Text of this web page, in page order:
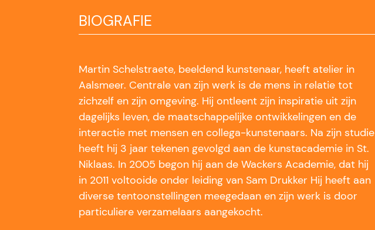
BIOGRAFIE
​Martin Schelstraete, beeldend kunstenaar, heeft atelier in
Aalsmeer. Centrale van zijn werk is de mens in relatie tot
zichzelf en zijn omgeving. Hij ontleent zijn inspiratie uit zijn
dagelijks leven, de maatschappelijke ontwikkelingen en de
interactie met mensen en collega-kunstenaars. Na zijn studie
heeft hij 3 jaar tekenen gevolgd aan de kunstacademie in St.
Niklaas. In 2005 begon hij aan de Wackers Academie, dat hij
in 2011 voltooide onder leiding van Sam Drukker Hij heeft aan
diverse tentoonstellingen meegedaan en zijn werk is door
particuliere verzamelaars aangekocht.